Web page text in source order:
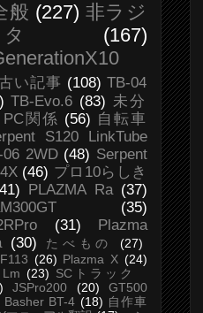
般 (227) 非ラジ
(167)
い記事 (108) TB-04
TB-Evo.6 (83) 未分
PC関係 (56) 自転車
S120 LinkTube
06 2WD (48) Serpent
(46) プロ10らしき
PLAZMA Ra (37)
(35)
(31)
Plazma
(30) たべもの
(27)
(26) Plazma X (24)
(23) SCトラック
JSPro200 (20)
GT500
Basher BT-4 (18) 自作車